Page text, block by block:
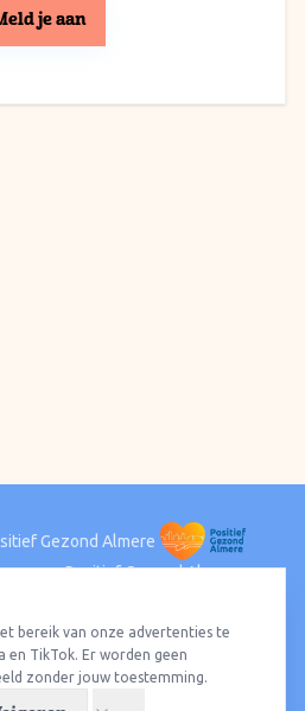
je aan
Gezond Almere
Positief Gezond Almere
PER WIJK
StadAlmere BuitenAlmere Poort
Wat te doen
bereik van onze advertenties te
en TikTok. Er worden geen
zonder jouw toestemming.